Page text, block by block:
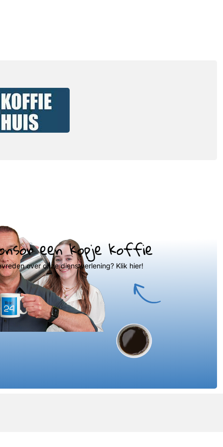
een kopje koffie
over onze dienstverlening? Klik hier!